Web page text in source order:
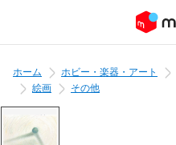
ホーム ホビー・楽器・アート
絵画
その他